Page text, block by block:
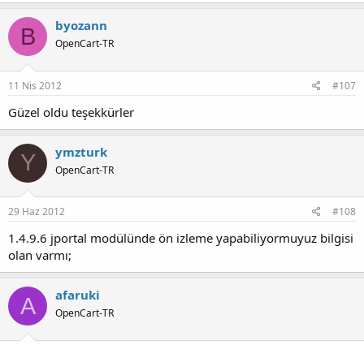
B byozann
OpenCart-TR
11 Nis 2012 #107
Güzel oldu teşekkürler
Y ymzturk
OpenCart-TR
29 Haz 2012 #108
1.4.9.6 jportal modülünde ön izleme yapabiliyormuyuz bilgisi
olan varmı;
A afaruki
OpenCart-TR